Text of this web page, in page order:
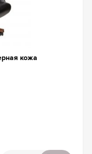
кожа